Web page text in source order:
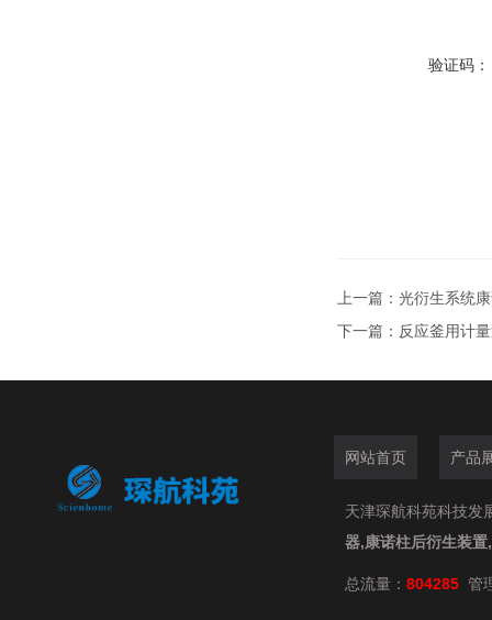
验证码：
上一篇： 光衍生系统
下一篇： 反应釜用计
网站首页 产品
天津琛航科苑科技发
器,康诺柱后衍生装
总流量： 804285 管